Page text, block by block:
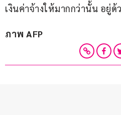
เงินค่าจ้างให้มากกว่านั้น อยู่ด้
ภาพ AFP